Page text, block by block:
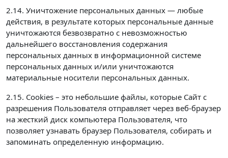
2.14. Уничтожение персональных данных — любые
действия, в результате которых персональные данные
уничтожаются безвозвратно с невозможностью
дальнейшего восстановления содержания
персональных данных в информационной системе
персональных данных и/или уничтожаются
материальные носители персональных данных.
2.15. Cookies – это небольшие файлы, которые Сайт с
разрешения Пользователя отправляет через веб-браузер
на жесткий диск компьютера Пользователя, что
позволяет узнавать браузер Пользователя, собирать и
запоминать определенную информацию.